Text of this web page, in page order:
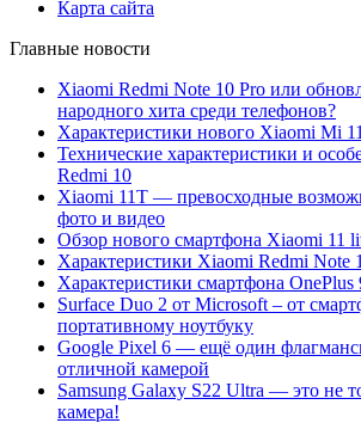
Карта сайта
Главные новости
Xiaomi Redmi Note 10 Pro или
народного хита среди телефонов?
Характеристики нового Xiaomi Mi
Технические характеристики и
Redmi 10
Xiaomi 11T — превосходные
фото и видео
Обзор нового смартфона Xiaomi 11
Характеристики Xiaomi Redmi Note
Характеристики смартфона OnePlus
Surface Duo 2 от Microsoft – от
портативному ноутбуку
Google Pixel 6 — ещё один
отличной камерой
Samsung Galaxy S22 Ultra — это не
камера!